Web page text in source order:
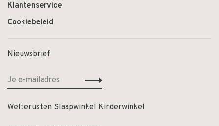
Klantenservice
Cookiebeleid
Nieuwsbrief
Welterusten Slaapwinkel Kinderwinkel